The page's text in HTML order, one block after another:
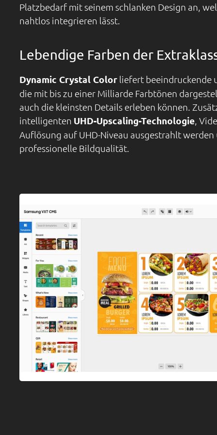
Platzbedarf mit seinem schlanken Design an,
nahtlos integrieren lässt.
Lebendige Farben der
Dynamic Crystal Color liefert beeindruckende
die mit bis zu einer Milliarde Farbtönen
auch die kleinsten Details erleben können.
intelligenten UHD-Upscaling-Technologie,
Auflösung auf UHD-Niveau ausgestrahlt
professionelle Bildqualität.